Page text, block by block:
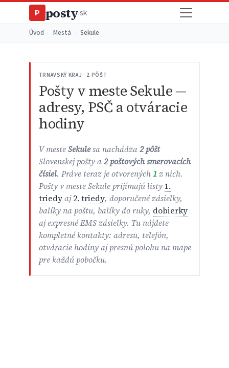
P posty.sk
Úvod Mestá Sekule
TRNAVSKÝ KRAJ · 2 PÔŠT
Pošty v meste Sekule —
adresy, PSČ a otváracie
hodiny
V mesteSekulesa nachádza2 pôšt
Slovenskej pošty a2 poštových smerovacích
čísiel. Práve teraz je otvorených1z nich.
Pošty v meste Sekule prijímajú listy 1.
triedyaj2. triedy, doporučené zásielky,
balíky na poštu, balíky do ruky, dobierky
aj expresné EMS zásielky. Tu nájdete
kompletné kontakty: adresu, telefón,
otváracie hodiny aj presnú polohu na mape
pre každú pobočku.